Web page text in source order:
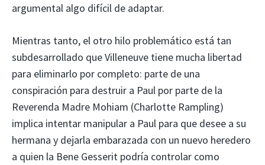
argumental algo difícil de adaptar.
Mientras tanto, el otro hilo problemático está tan
subdesarrollado que Villeneuve tiene mucha libertad
para eliminarlo por completo: parte de una
conspiración para destruir a Paul por parte de la
Reverenda Madre Mohiam (Charlotte Rampling)
implica intentar manipular a Paul para que desee a su
hermana y dejarla embarazada con un nuevo heredero
a quien la Bene Gesserit podría controlar como